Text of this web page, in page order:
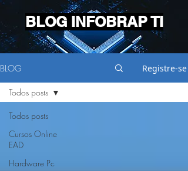
BLOG INFOBRAP TI
BLOG Registre-se
Todos posts
Cursos Online
EAD
Hardware Pc
Todos posts